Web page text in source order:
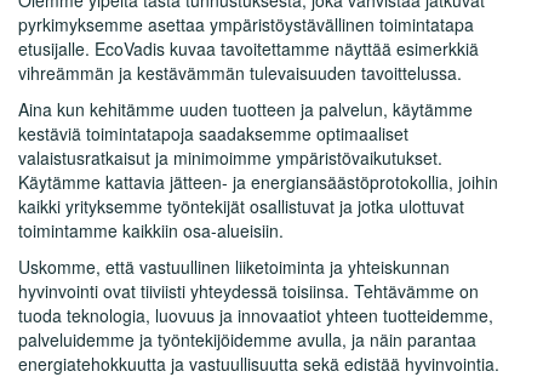
pyrkimyksemme asettaa ympäristöystävällinen toimintatapa
etusijalle. EcoVadis kuvaa tavoitettamme näyttää esimerkkiä
vihreämmän ja kestävämmän tulevaisuuden tavoittelussa.
Aina kun kehitämme uuden tuotteen ja palvelun, käytämme
kestäviä toimintatapoja saadaksemme optimaaliset
valaistusratkaisut ja minimoimme ympäristövaikutukset.
Käytämme kattavia jätteen- ja energiansäästöprotokollia, joihin
kaikki yrityksemme työntekijät osallistuvat ja jotka ulottuvat
toimintamme kaikkiin osa-alueisiin.
Uskomme, että vastuullinen liiketoiminta ja yhteiskunnan
hyvinvointi ovat tiiviisti yhteydessä toisiinsa. Tehtävämme on
tuoda teknologia, luovuus ja innovaatiot yhteen tuotteidemme,
palveluidemme ja työntekijöidemme avulla, ja näin parantaa
energiatehokkuutta ja vastuullisuutta sekä edistää hyvinvointia.